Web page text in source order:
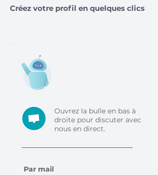
Créez votre profil en quelques clics
Ouvrez la bulle en bas à
droite pour discuter avec
nous en direct.
Par mail